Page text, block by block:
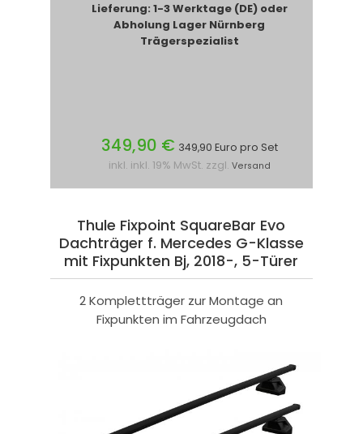
Lieferung: 1-3 Werktage (DE) oder
Abholung Lager Nürnberg
Trägerspezialist
349,90 € 349,90 Euro pro Set
inkl. inkl. 19% MwSt. zzgl. Versand
Thule Fixpoint SquareBar Evo
Dachträger f. Mercedes G-Klasse
mit Fixpunkten Bj, 2018-, 5-Türer
2 Komplettträger zur Montage an
Fixpunkten im Fahrzeugdach